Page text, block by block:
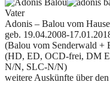
Vater
Adonis – Balou vom
geb. 19.04.2008-
(Balou vom Senderwald +
(HD, ED, OCD-frei, DM
N/N, SLC-N/N)
weitere Auskünfte über